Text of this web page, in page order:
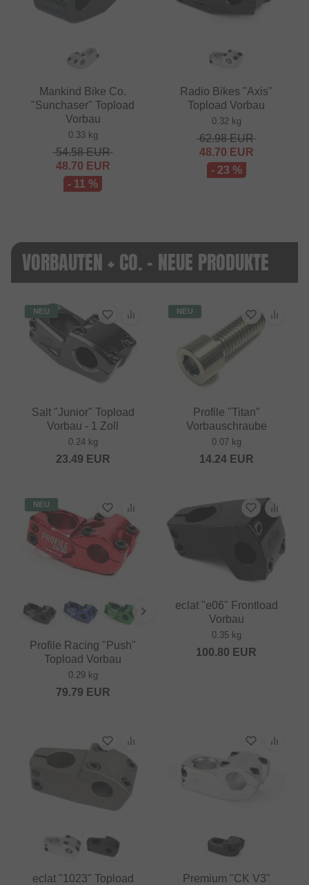
Mankind Bike Co.
"Sunchaser" Topload
Vorbau
0.33 kg
54.58EUR
48.70 EUR
- 11 %
Radio Bikes "Axis"
Topload Vorbau
0.32 kg
62.98EUR
48.70 EUR
- 23 %
VORBAUTEN + CO. - NEUE PRODUKTE
NEU
Salt "Junior" Topload
Vorbau - 1 Zoll
0.24 kg
23.49 EUR
NEU
Profile "Titan"
Vorbauschraube
0.07 kg
14.24EUR
NEU
Profile Racing "Push"
Topload Vorbau
0.29 kg
79.79 EUR
eclat "e06" Frontload
Vorbau
0.35 kg
100.80 EUR
eclat "1023" Topload
Premium "CK V3"